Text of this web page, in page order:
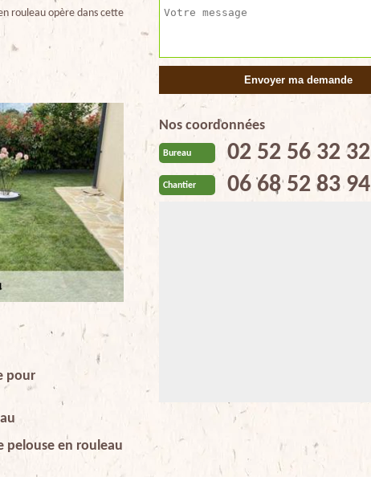
rouleau opère dans cette
pour
pelouse en rouleau
Nos coordonnées
Bureau 02 52 56 32 32
Chantier 06 68 52 83 94